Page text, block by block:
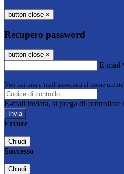
button close ×
Recupero password
button close ×
E-mail
Non hai una e-mail associata al nome
E-mail inviata, si prega di controllare
Errore
Chiudi
Successo
Chiudi